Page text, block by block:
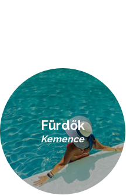
Fürdők
Kemence